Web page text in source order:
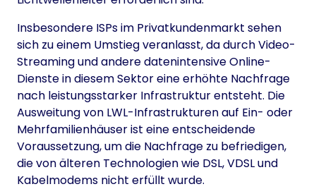
Insbesondere ISPs im Privatkundenmarkt sehen
sich zu einem Umstieg veranlasst, da durch Video-
Streaming und andere datenintensive Online-
Dienste in diesem Sektor eine erhöhte Nachfrage
nach leistungsstarker Infrastruktur entsteht. Die
Ausweitung von LWL-Infrastrukturen auf Ein- oder
Mehrfamilienhäuser ist eine entscheidende
Voraussetzung, um die Nachfrage zu befriedigen,
die von älteren Technologien wie DSL, VDSL und
Kabelmodems nicht erfüllt wurde.